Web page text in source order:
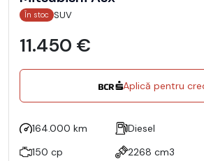
În stoc SUV
11.450 €
Aplică pentru
164.000 km Diesel
150 cp
2268 cm3